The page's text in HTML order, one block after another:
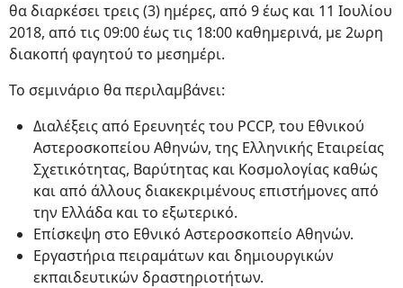
θα διαρκέσει τρεις (3) ημέρες, από 9 έως και 11 Ιουλίου
2018, από τις 09:00 έως τις 18:00 καθημερινά, με 2ωρη
διακοπή φαγητού το μεσημέρι.
Το σεμινάριο θα περιλαμβάνει:
Διαλέξεις από Ερευνητές του PCCP, του Εθνικού
Αστεροσκοπείου Αθηνών, της Ελληνικής Εταιρείας
Σχετικότητας, Βαρύτητας και Κοσμολογίας καθώς
και από άλλους διακεκριμένους επιστήμονες από
την Ελλάδα και το εξωτερικό.
Επίσκεψη στο Εθνικό Αστεροσκοπείο Αθηνών.
Εργαστήρια πειραμάτων και δημιουργικών
εκπαιδευτικών δραστηριοτήτων.